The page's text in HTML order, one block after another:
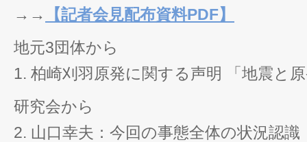
→→
【記者会見配布資料PDF】
地元3団体から
1. 柏崎刈羽原発に関する声明 「地震と
研究会から
2. 山口幸夫：今回の事態全体の状況認識